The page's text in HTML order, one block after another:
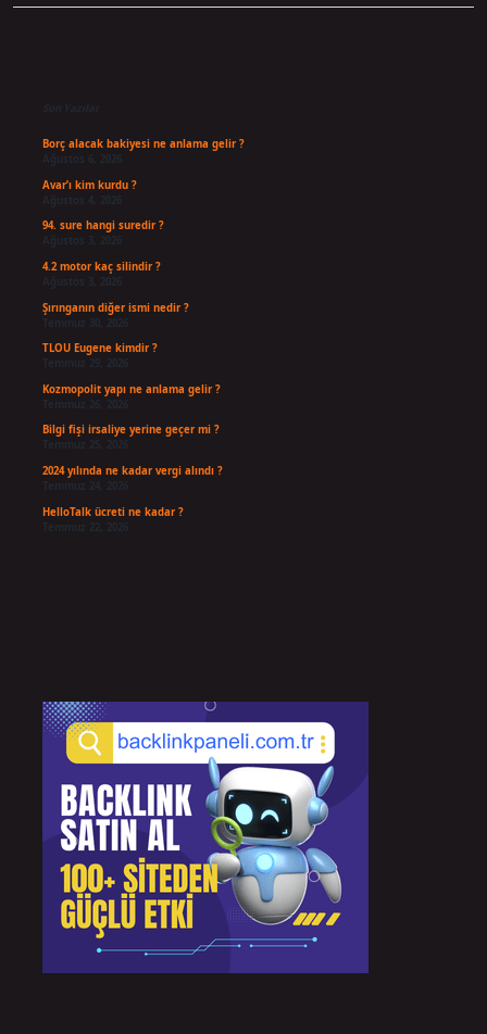
Son Yazılar
Borç alacak bakiyesi ne anlama gelir ?
Ağustos 6, 2026
Avar’ı kim kurdu ?
Ağustos 4, 2026
94. sure hangi suredir ?
Ağustos 3, 2026
4.2 motor kaç silindir ?
Ağustos 3, 2026
Şırınganın diğer ismi nedir ?
TLOU Eugene kimdir ?
Temmuz 29, 2026
Kozmopolit yapı ne anlama gelir ?
Bilgi fişi irsaliye yerine geçer mi ?
Temmuz 25, 2026
2024 yılında ne kadar vergi alındı ?
HelloTalk ücreti ne kadar ?